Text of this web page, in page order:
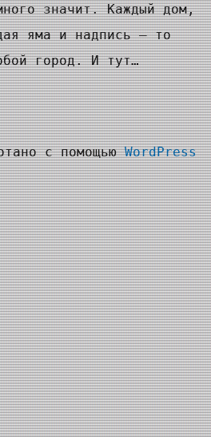
значит. Каждый дом,
яма и надпись — то
город. И тут…
с помощьюWordPress